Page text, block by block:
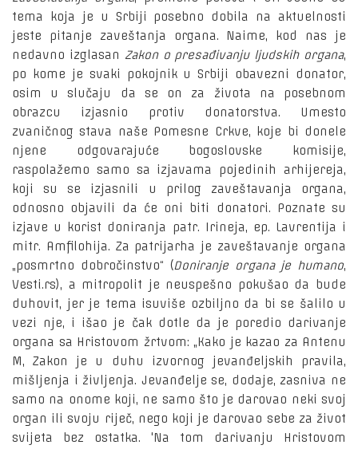
tema koja je u Srbiji posebno dobila na aktuelnosti
jeste pitanje zaveštanja organa. Naime, kod nas je
nedavno izglasan Zakon o presađivanju ljudskih organa,
po kome je svaki pokojnik u Srbiji obavezni donator,
osim u slučaju da se on za života na posebnom
obrazcu izjasnio protiv donatorstva. Umesto
zvaničnog stava naše Pomesne Crkve, koje bi donele
njene odgovarajuće bogoslovske komisije,
raspolažemo samo sa izjavama pojedinih arhijereja,
koji su se izjasnili u prilog zaveštavanja organa,
odnosno objavili da će oni biti donatori. Poznate su
izjave u korist doniranja patr. Irineja, ep. Lavrentija i
mitr. Amfilohija. Za patrijarha je zaveštavanje organa
„posmrtno dobročinstvo“ (Doniranje organa je humano,
Vesti.rs), a mitropolit je neuspešno pokušao da bude
duhovit, jer je tema isuviše ozbiljno da bi se šalilo u
vezi nje, i išao je čak dotle da je poredio darivanje
organa sa Hristovom žrtvom: „Kako je kazao za Antenu
M, Zakon je u duhu izvornog jevanđeljskih pravila,
mišljenja i življenja. Jevanđelje se, dodaje, zasniva ne
samo na onome koji, ne samo što je darovao neki svoj
organ ili svoju riječ, nego koji je darovao sebe za život
svijeta bez ostatka. 'Na tom darivanju Hristovom